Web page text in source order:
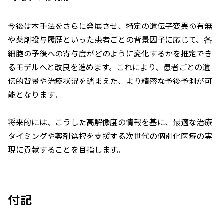
今後は本手法をさらに発展させ、特定の遺伝子変異の有無
や薬剤投与履歴といった患者ごとの背景因子に応じて、各
細胞の予後への寄与度がどのように変化するかを推定でき
るモデルへと改良を進めます。これにより、患者ごとの遺
伝的背景や治療状況を踏まえた、より精密な予後予測が可
能となります。
将来的には、こうした高解像度の情報を基に、最適な治療
タイミングや薬剤選択を支援する次世代の個別化医療の実
現に貢献することを目指します。
付記